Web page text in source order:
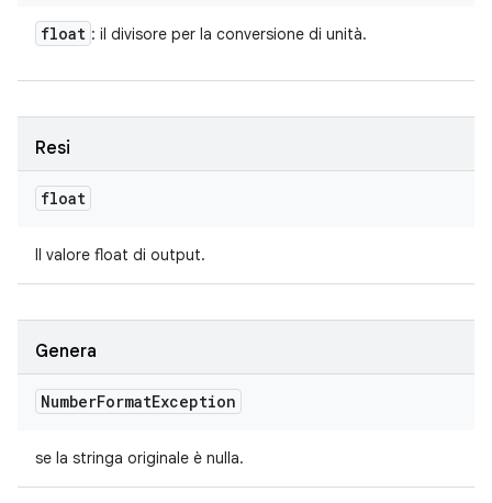
float : il divisore per la conversione di unità.
Resi
float
Il valore float di output.
Genera
NumberFormatException
se la stringa originale è nulla.